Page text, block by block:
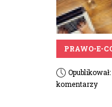
PRAWO-E-
Opublikował:
komentarzy